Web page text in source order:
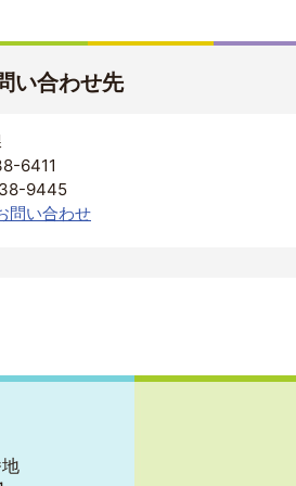
い合わせ先
6411
9445
問い合わせ